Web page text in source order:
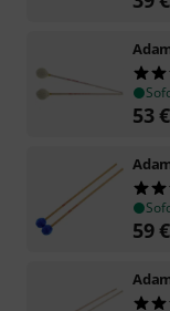
53€
59€